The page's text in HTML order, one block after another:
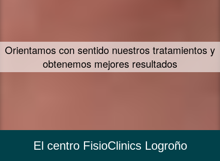
Orientamos con sentido nuestros tratamientos y
obtenemos mejores resultados
El centro FisioClinics Logroño